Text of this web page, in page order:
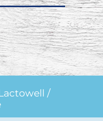
/